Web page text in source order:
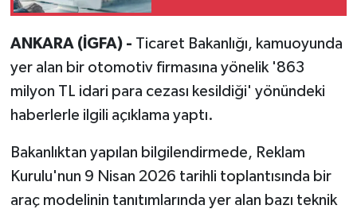
ANKARA (İGFA) - Ticaret Bakanlığı, kamuoyunda
yer alan bir otomotiv firmasına yönelik '863
milyon TL idari para cezası kesildiği' yönündeki
haberlerle ilgili açıklama yaptı.
Bakanlıktan yapılan bilgilendirmede, Reklam
Kurulu'nun 9 Nisan 2026 tarihli toplantısında bir
araç modelinin tanıtımlarında yer alan bazı teknik